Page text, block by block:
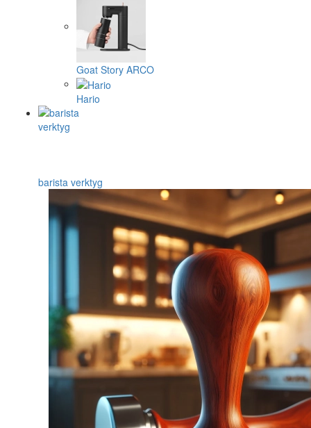
Goat Story ARCO
Hario
barista verktyg